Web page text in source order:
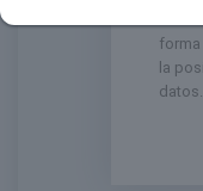
la
datos.